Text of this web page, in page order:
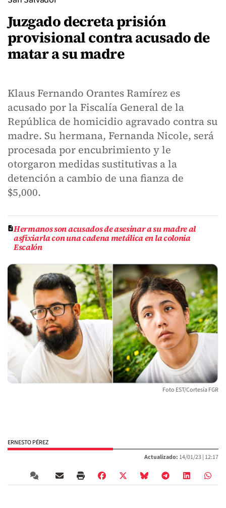
Juzgado decreta prisión
provisional contra acusado de
matar a su madre
Klaus Fernando Orantes Ramírez es
acusado por la Fiscalía General de la
República de homicidio agravado contra su
madre. Su hermana, Fernanda Nicole, será
procesada por encubrimiento y le
otorgaron medidas sustitutivas a la
detención a cambio de una fianza de
$5,000.
Hermanos son acusados de asesinar a su madre al
asfixiarla con una cadena metálica en la colonia
Escalón
Foto EST/Cortesía FGR
ERNESTO PÉREZ
Actualizado: 14/01/23 | 12:17